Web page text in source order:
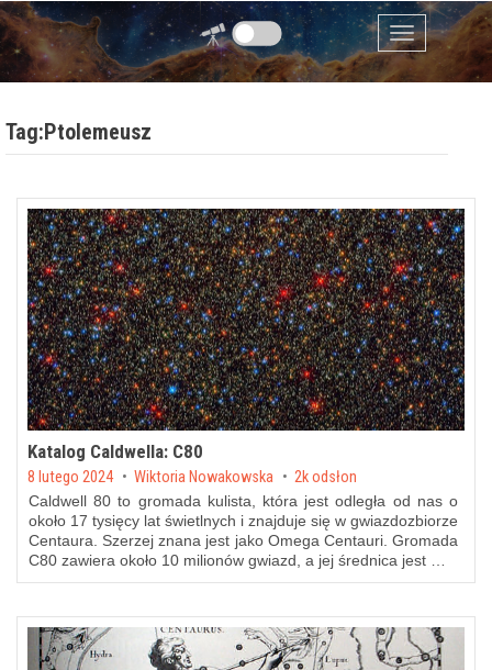
Przejdź do zawartości
Menu
Tag:Ptolemeusz
Katalog Caldwella: C80
Posted on
8 lutego 2024 byWiktoria Nowakowska 2k odsłon
Caldwell 80 to gromada kulista, która jest odległa od nas o
około 17 tysięcy lat świetlnych i znajduje się w gwiazdozbiorze
Centaura. Szerzej znana jest jako Omega Centauri. Gromada
C80 zawiera około 10 milionów gwiazd, a jej średnica jest …